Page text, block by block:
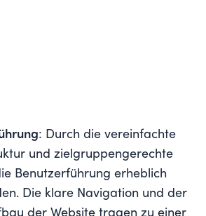
: Durch die vereinfachte
und zielgruppengerechte
Benutzerführung erheblich
Die klare Navigation und der
der Website tragen zu einer